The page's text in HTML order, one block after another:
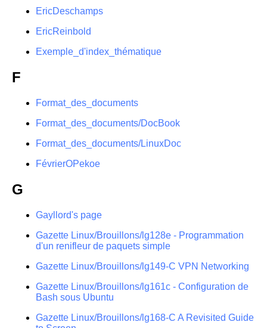
EricDeschamps
EricReinbold
Exemple_d'index_thématique
F
Format_des_documents
Format_des_documents/DocBook
Format_des_documents/LinuxDoc
FévrierOPekoe
G
Gayllord's page
Gazette Linux/Brouillons/lg128e - Programmation
d'un renifleur de paquets simple
Gazette Linux/Brouillons/lg149-C VPN Networking
Gazette Linux/Brouillons/lg161c - Configuration de
Bash sous Ubuntu
Gazette Linux/Brouillons/lg168-C A Revisited Guide